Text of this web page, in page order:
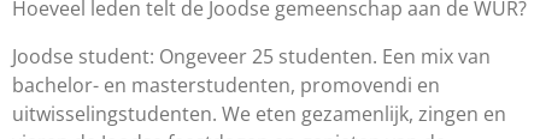
Hoeveel leden telt de Joodse gemeenschap aan de WUR?
Joodse student: Ongeveer 25 studenten. Een mix van
bachelor- en masterstudenten, promovendi en
uitwisselingstudenten. We eten gezamenlijk, zingen en